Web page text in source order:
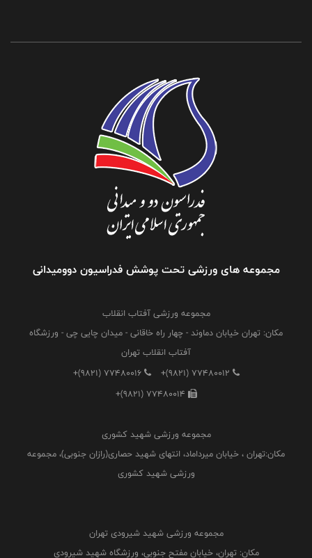
مجموعه های ورزشی تحت پوشش فدراسیون دوومیدانی
مجموعه ورزشی آفتاب انقلاب
مکان: تهران خیابان دماوند - چهار راه خاقانی - میدان چایی چی - ورزشگاه
آفتاب انقلاب تهران
+(9821) 77480012
+(9821) 77480016
+(9821) 77480014
مجموعه ورزشی شهید کشوری
مکان:تهران ، خیابان میرداماد، انتهای شهید حصاری(رازان جنوبی)، مجموعه
ورزشی شهید کشوری
مجموعه ورزشی شهید شیرودی تهران
مکان: تهران، خیابان مفتح جنوبی، ورزشگاه شهید شیرودی